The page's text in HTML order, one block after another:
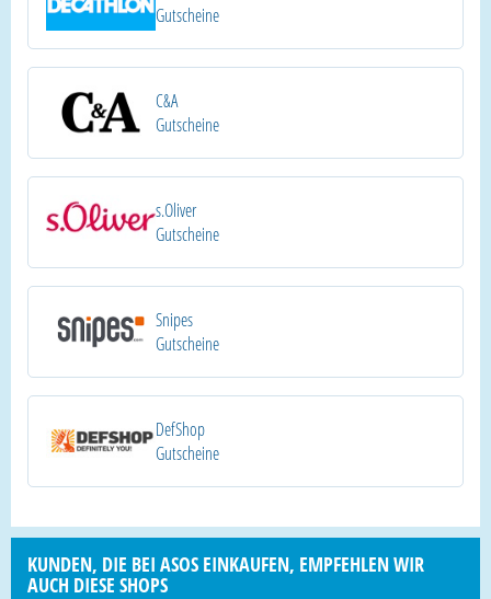
Gutscheine
C&A
Gutscheine
s.Oliver
Gutscheine
Snipes
Gutscheine
DefShop
Gutscheine
KUNDEN, DIE BEI ASOS EINKAUFEN, EMPFEHLEN WIR
AUCH DIESE SHOPS